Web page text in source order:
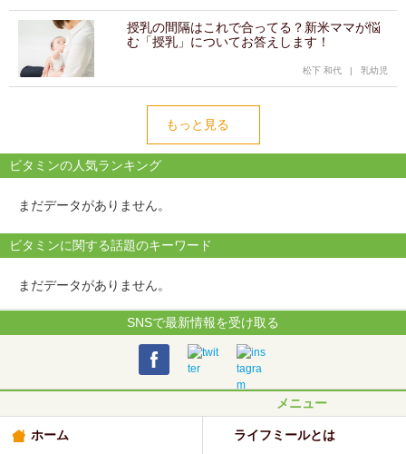
授乳の間隔はこれで合ってる？新米ママが悩
む「授乳」についてお答えします！
松下 和代 | 乳幼児
もっと見る
ビタミンの人気ランキング
まだデータがありません。
ビタミンに関する話題のキーワード
まだデータがありません。
SNSで最新情報を受け取る
メニュー
ホーム ライフミールとは